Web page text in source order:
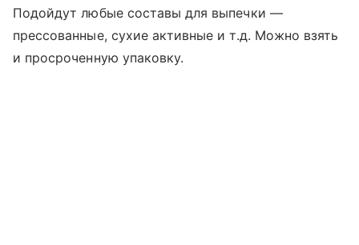
Подойдут любые составы для выпечки —
прессованные, сухие активные и т.д. Можно взять
и просроченную упаковку.